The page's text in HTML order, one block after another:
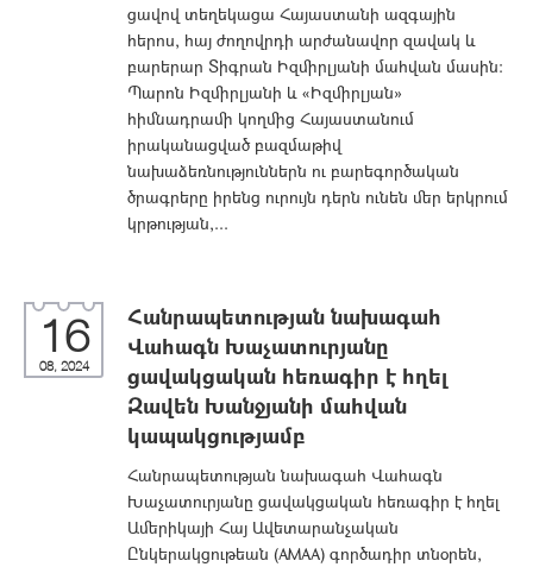
ցավով տեղեկացա Հայաստանի ազգային
հերոս, հայ ժողովրդի արժանավոր զավակ և
բարերար Տիգրան Իզմիրլյանի մահվան մասին:
Պարոն Իզմիրլյանի և «Իզմիրլյան»
հիմնադրամի կողմից Հայաստանում
իրականացված բազմաթիվ
նախաձեռնություններն ու բարեգործական
ծրագրերը իրենց ուրույն դերն ունեն մեր երկրում
կրթության,...
16
08, 2024
Հանրապետության նախագահ
Վահագն Խաչատուրյանը
ցավակցական հեռագիր է հղել
Զավեն Խանջյանի մահվան
կապակցությամբ
Հանրապետության նախագահ Վահագն
Խաչատուրյանը ցավակցական հեռագիր է հղել
Ամերիկայի Հայ Ավետարանչական
Ընկերակցութեան (AMAA) գործադիր տնօրեն,